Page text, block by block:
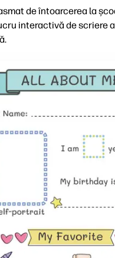
de întoarcerea la
interactivă de scriere